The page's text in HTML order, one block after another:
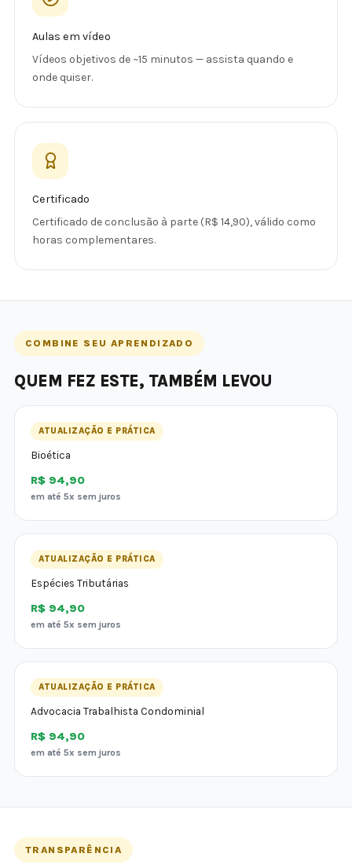
Aulas em vídeo
Vídeos objetivos de ~15 minutos — assista quando e
onde quiser.
Certificado
Certificado de conclusão à parte (R$ 14,90), válido como
horas complementares.
COMBINE SEU APRENDIZADO
QUEM FEZ ESTE, TAMBÉM LEVOU
ATUALIZAÇÃO E PRÁTICA
Bioética
R$ 94,90
em até 5x sem juros
ATUALIZAÇÃO E PRÁTICA
Espécies Tributárias
R$ 94,90
em até 5x sem juros
ATUALIZAÇÃO E PRÁTICA
Advocacia Trabalhista Condominial
R$ 94,90
em até 5x sem juros
TRANSPARÊNCIA